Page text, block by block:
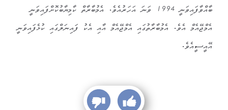
ބާއްވާފައިވަނީ 1994 ވަނަ އަހަރުއެވެ. އެމުބާރާތް ކާމިޔާބުކޮށްފައިވަނީ
އެމްޖޭއެމް އެވެ. އެމުބާރާތުގައި އެމްޖޭއެމް އާއި އެކު ފައިނަލްގައި ކުޅެފައިވަނީ
އޭއީސީއެވެ.